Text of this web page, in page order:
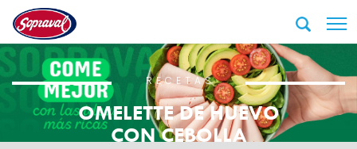
RECETAS
OMELETTE DE HUEVO
CON CEBOLLA